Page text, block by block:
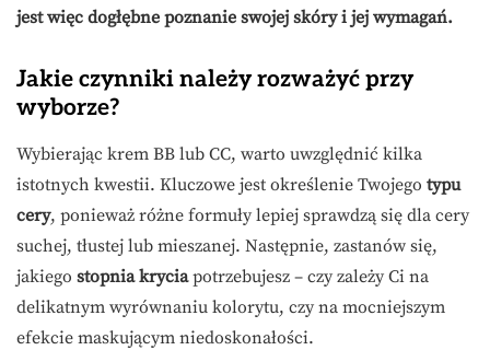
jest więc dogłębne poznanie swojej skóry i jej wymagań.
Jakie czynniki należy rozważyć przy
wyborze?
Wybierając krem BB lub CC, warto uwzględnić kilka
istotnych kwestii. Kluczowe jest określenie Twojego typu
cery, ponieważ różne formuły lepiej sprawdzą się dla cery
suchej, tłustej lub mieszanej. Następnie, zastanów się,
jakiego stopnia kryciapotrzebujesz – czy zależy Ci na
delikatnym wyrównaniu kolorytu, czy na mocniejszym
efekcie maskującym niedoskonałości.